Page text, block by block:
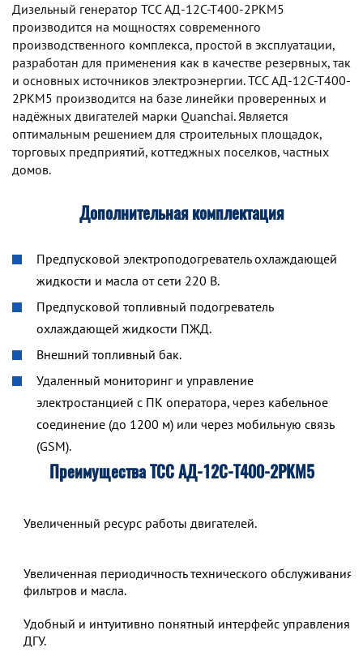
Дизельный генератор TCC АД-12С-Т400-2РКМ5
производится на мощностях современного
производственного комплекса, простой в эксплуатации,
разработан для применения как в качестве резервных, так
и основных источников электроэнергии. TCC АД-12С-Т400-
2РКМ5 производится на базе линейки проверенных и
надёжных двигателей марки Quanchai. Является
оптимальным решением для строительных площадок,
торговых предприятий, коттеджных поселков, частных
домов.
Дополнительная комплектация
Предпусковой электроподогреватель охлаждающей
жидкости и масла от сети 220 В.
Предпусковой топливный подогреватель
охлаждающей жидкости ПЖД.
Внешний топливный бак.
Удаленный мониторинг и управление
электростанцией с ПК оператора, через кабельное
соединение (до 1200 м) или через мобильную связь
(GSM).
Преимущества ТСС АД-12С-Т400-2РКМ5
Увеличенный ресурс работы двигателей.
Увеличенная периодичность технического обслуживания,
фильтров и масла.
Удобный и интуитивно понятный интерфейс управления
ДГУ.